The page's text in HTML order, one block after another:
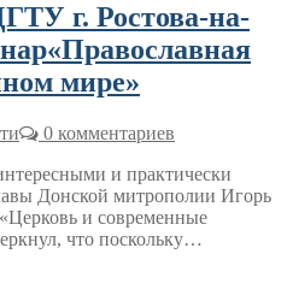
г. Ростова-на-
мире»
0 комментариев
и практически
Донской митрополии Игорь
и современные
что поскольку…